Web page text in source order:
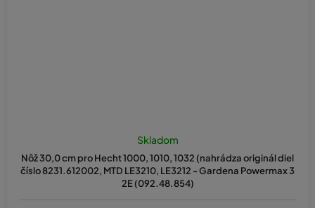
Nôž 30,0 cm pro Hecht 1000, 1010, 1032 (nahrádza originál diel
číslo 8231.612002, MTD LE3210, LE3212 - Gardena Powermax 3
2E (092.48.854)
Skladom